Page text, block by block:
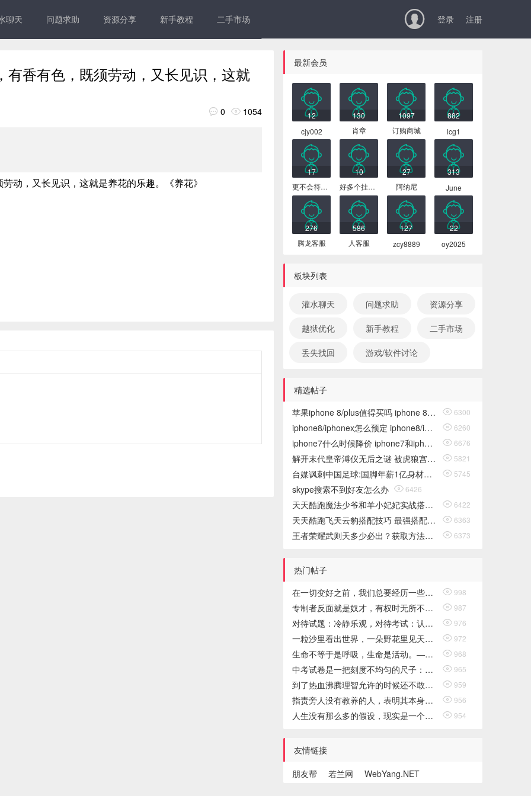
聊天 问题求助 资源分享 新手教程 二手市场  登录 注册
香有色，既须劳动，又长见识，这就
 0  1054
动，又长见识，这就是养花的乐趣。《养花》
最新会员
12
cjy002
130
肖章
1097
订购商城
882
lcg1
17
更不会符合你
10
好多个挂号费
27
阿纳尼
313
June
276
腾龙客服
586
人客服
127
zcy8889
22
oy2025
板块列表
灌水聊天 问题求助 资源分享
越狱优化 新手教程 二手市场
丢失找回 游戏/软件讨论
精选帖子
苹果iphone 8/plus值得买吗 iphone 8/plus预约人数破百万
6300
iphone8/iphonex怎么预定 iphone8/iphonex购买攻略 6260
iphone7什么时候降价 iphone7和iphone8区别介绍 6676
解开末代皇帝溥仪无后之谜 被虎狼宫女榨干 5821
台媒讽刺中国足球:国脚年薪1亿身材却像白斩鸡 5745
skype搜索不到好友怎么办  6426
天天酷跑魔法少爷和羊小妃妃实战搭配攻略 6422
天天酷跑飞天云豹搭配技巧 最强搭配攻略 6363
王者荣耀武则天多少必出？获取方法介绍 6373
热门帖子
在一切变好之前，我们总要经历一些不开心的日子，这段日子也许很长，也许只是一觉醒来。有时候，选择快乐，更需要勇气。
998
专制者反面就是奴才，有权时无所不为，失势时即奴性十足。《谚语》一九三三年 987
对待试题：冷静乐观，对待考试：认真自信。 976
一粒沙里看出世界，一朵野花里见天国，在你掌中盛住无限，一时间里便是永结。 972
生命不等于是呼吸，生命是活动。——卢梭 968
中考试卷是一把刻度不均匀的尺子：对于你自己来说，难题的分值不一定高。 965
到了热血沸腾理智允许的时候还不敢挺身向前的人，就是懦夫;达到了预想的目的后还在冒进的人，就是小人。——海涅 959
指责旁人没有教养的人，表明其本身同样缺乏教养。——（古罗马）普鲁塔克 956
人生没有那么多的假设，现实是一个一个真实的耳光，打在你的脸上，喊疼毫无疑义，唯有一往无前。 954
友情链接
朋友帮
若兰网 WebYang.NET